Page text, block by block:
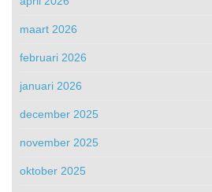
maart 2026
februari 2026
januari 2026
december 2025
november 2025
oktober 2025